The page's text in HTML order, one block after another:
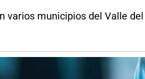
varios municipios del Valle del